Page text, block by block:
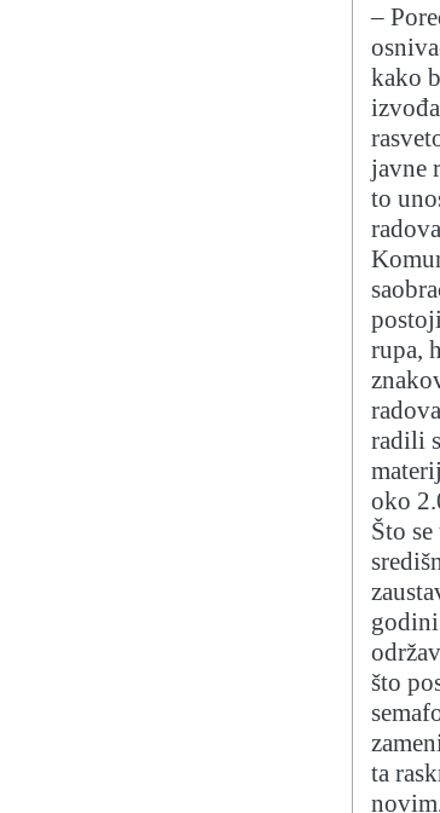
–
kako
javne
to
rupa,
radili
oko
Što
što
ta